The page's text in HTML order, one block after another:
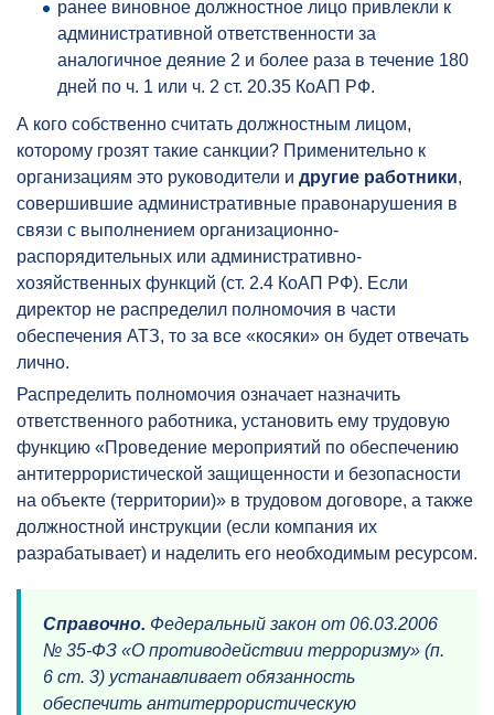
ранее виновное должностное лицо привлекли к
административной ответственности за
аналогичное деяние 2 и более раза в течение 180
дней по ч. 1 или ч. 2 ст. 20.35 КоАП РФ.
А кого собственно считать должностным лицом,
которому грозят такие санкции? Применительно к
организациям это руководители и другие работники,
совершившие административные правонарушения в
связи с выполнением организационно-
распорядительных или административно-
хозяйственных функций (ст. 2.4 КоАП РФ). Если
директор не распределил полномочия в части
обеспечения АТЗ, то за все «косяки» он будет отвечать
лично.
Распределить полномочия означает назначить
ответственного работника, установить ему трудовую
функцию «Проведение мероприятий по обеспечению
антитеррористической защищенности и безопасности
на объекте (территории)» в трудовом договоре, а также
должностной инструкции (если компания их
разрабатывает) и наделить его необходимым ресурсом.
Справочно. Федеральный закон от 06.03.2006
№ 35-ФЗ «О противодействии терроризму» (п.
6 ст. 3) устанавливает обязанность
обеспечить антитеррористическую